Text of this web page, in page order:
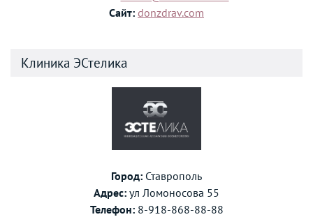
Сайт: donzdrav.com
Клиника ЭСтелика
Город: Ставрополь
Адрес: ул Ломоносова 55
Телефон:8-918-868-88-88